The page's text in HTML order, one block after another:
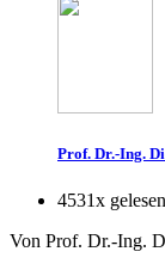
Prof. Dr.-Ing.
4531x gelesen
Von Prof. Dr.-Ing.